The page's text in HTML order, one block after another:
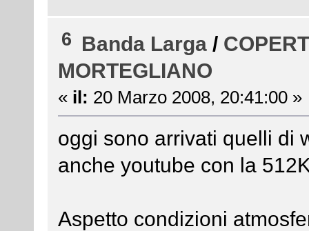
6 Banda Larga /
MORTEGLIANO
« il: 20 Marzo 2008, 20:41:00 »
oggi sono arrivati quelli di
anche youtube con la
Aspetto condizioni